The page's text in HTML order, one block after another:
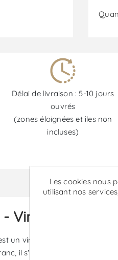
Délai de livraison : 5-10 jours
ouvrés
(zones éloignées et îles non
incluses)
Vin Rouge
un vin emblématique de
il s'est distingué dès sa
Les cookies nous
utilisant nos